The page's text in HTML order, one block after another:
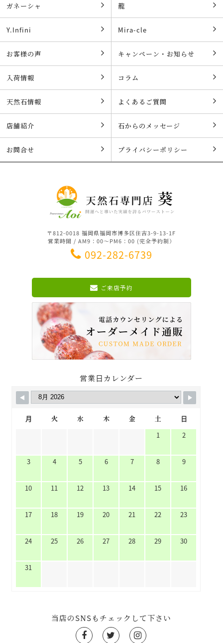
ガネーシャ 龍
Y.Infini Mira-cle
お客様の声 キャンペーン・お知らせ
入荷情報 コラム
天然石情報 よくあるご質問
店舗紹介 石からのメッセージ
お問合せ プライバシーポリシー
〒812-0018 福岡県福岡市博多区住吉3-9-13-1F
営業時間 / AM9：00～PM6：00 (完全予約制）
092-282-6739
ご来店予約
営業日カレンダー
月 火 水 木 金 土
日
1
2
3 4 5 6 7 8 9
10 11 12 13 14 15 16
17 18 19 20 21 22 23
24 25 26 27 28 29 30
31
当店のSNSもチェックして下さい